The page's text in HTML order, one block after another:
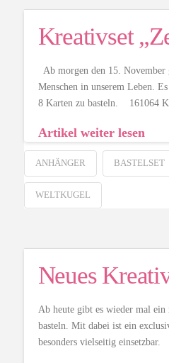
Kreativset
Ab morgen den 15. November
Menschen in unserem Leben.
8 Karten zu basteln. 161064
Artikel weiter lesen
ANHÄNGER BASTELSET
WELTKUGEL
Neues
Ab heute gibt es wieder mal ein
basteln. Mit dabei ist ein
besonders vielseitig